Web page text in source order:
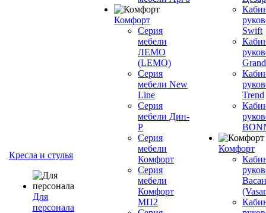
Кресла и стулья
Для
персонала
Комфорт
Серия
мебели
ЛЕМО
(LEMO)
Серия
мебели New
Line
Серия
мебели Дин-
Р
Серия
мебели
Комфорт
Серия
мебели
Комфорт
МП2
Swift
Grand
Trend
Комфорт